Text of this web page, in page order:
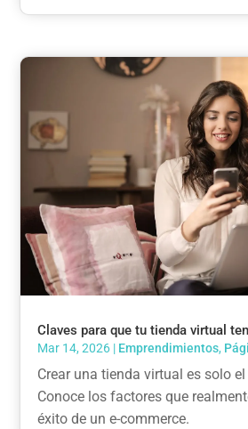
Claves para que tu tienda virtual
Mar 14, 2026 | Emprendimientos,
Crear una tienda virtual es solo
Conoce los factores que
éxito de un e-commerce.